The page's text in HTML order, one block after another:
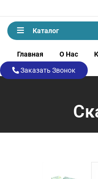
Каталог
Главная О Нас
Заказать Звонок